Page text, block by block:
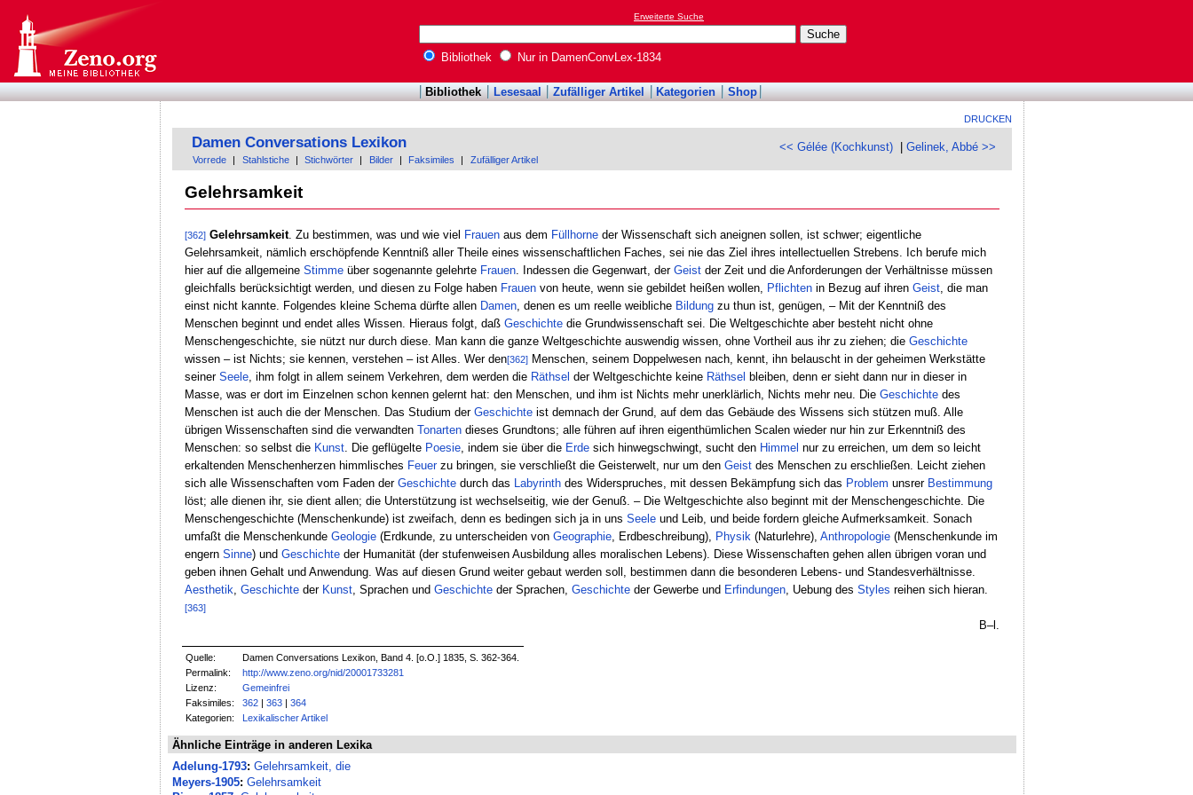
Erweiterte Suche
Bibliothek Nur in DamenConvLex-1834
Bibliothek Lesesaal Zufälliger Artikel Kategorien Shop
DRUCKEN
<< Gélée (Kochkunst) |Gelinek, Abbé >>
Damen Conversations Lexikon
Vorrede Stahlstiche Stichwörter Bilder Faksimiles Zufälliger Artikel
Gelehrsamkeit
[362] Gelehrsamkeit. Zu bestimmen, was und wie viel Frauenaus dem Füllhorneder Wissenschaft sich aneignen sollen, ist schwer; eigentliche
Gelehrsamkeit, nämlich erschöpfende Kenntniß aller Theile eines wissenschaftlichen Faches, sei nie das Ziel ihres intellectuellen Strebens. Ich berufe mich
hier auf die allgemeine Stimmeüber sogenannte gelehrte Frauen. Indessen die Gegenwart, der Geistder Zeit und die Anforderungen der Verhältnisse müssen
gleichfalls berücksichtigt werden, und diesen zu Folge haben Frauenvon heute, wenn sie gebildet heißen wollen, Pflichtenin Bezug auf ihren Geist, die man
einst nicht kannte. Folgendes kleine Schema dürfte allen Damen, denen es um reelle weibliche Bildungzu thun ist, genügen, – Mit der Kenntniß des
Menschen beginnt und endet alles Wissen. Hieraus folgt, daß Geschichtedie Grundwissenschaft sei. Die Weltgeschichte aber besteht nicht ohne
Menschengeschichte, sie nützt nur durch diese. Man kann die ganze Weltgeschichte auswendig wissen, ohne Vortheil aus ihr zu ziehen; die Geschichte
wissen – ist Nichts; sie kennen, verstehen – ist Alles. Wer den[362]Menschen, seinem Doppelwesen nach, kennt, ihn belauscht in der geheimen Werkstätte
seiner Seele, ihm folgt in allem seinem Verkehren, dem werden die Räthsel der Weltgeschichte keine Räthsel bleiben, denn er sieht dann nur in dieser in
Masse, was er dort im Einzelnen schon kennen gelernt hat: den Menschen, und ihm ist Nichts mehr unerklärlich, Nichts mehr neu. Die Geschichtedes
Menschen ist auch die der Menschen. Das Studium der Geschichteist demnach der Grund, auf dem das Gebäude des Wissens sich stützen muß. Alle
übrigen Wissenschaften sind die verwandten Tonartendieses Grundtons; alle führen auf ihren eigenthümlichen Scalen wieder nur hin zur Erkenntniß des
Menschen: so selbst die Kunst. Die geflügelte Poesie, indem sie über die Erdesich hinwegschwingt, sucht den Himmel nur zu erreichen, um dem so leicht
erkaltenden Menschenherzen himmlisches Feuerzu bringen, sie verschließt die Geisterwelt, nur um den Geistdes Menschen zu erschließen. Leicht ziehen
sich alle Wissenschaften vom Faden der Geschichtedurch das Labyrinthdes Widerspruches, mit dessen Bekämpfung sich das Problem unsrer Bestimmung
löst; alle dienen ihr, sie dient allen; die Unterstützung ist wechselseitig, wie der Genuß. – Die Weltgeschichte also beginnt mit der Menschengeschichte. Die
Menschengeschichte (Menschenkunde) ist zweifach, denn es bedingen sich ja in uns Seeleund Leib, und beide fordern gleiche Aufmerksamkeit. Sonach
umfaßt die Menschenkunde Geologie(Erdkunde, zu unterscheiden von Geographie, Erdbeschreibung), Physik (Naturlehre), Anthropologie(Menschenkunde im
engern Sinne) und Geschichteder Humanität (der stufenweisen Ausbildung alles moralischen Lebens). Diese Wissenschaften gehen allen übrigen voran und
geben ihnen Gehalt und Anwendung. Was auf diesen Grund weiter gebaut werden soll, bestimmen dann die besonderen Lebens- und Standesverhältnisse.
Aesthetik Geschichteder Kunst, Sprachen und Geschichteder Sprachen, Geschichteder Gewerbe und Erfindungen, Uebung des Styles reihen sich hieran.
[363]
B–l.
Quelle:
Damen Conversations Lexikon, Band 4. [o.O.] 1835, S. 362-364.
Permalink:
http://www.zeno.org/nid/20001733281
Lizenz:
Gemeinfrei
Faksimiles:
362 |363 |364
Kategorien:
Lexikalischer Artikel
Ähnliche Einträge in anderen Lexika
Adelung-1793: Gelehrsamkeit, die
Meyers-1905: Gelehrsamkeit